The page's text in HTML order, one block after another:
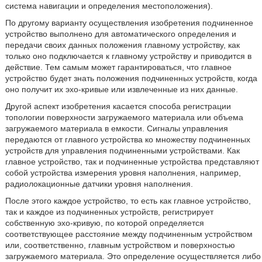
система навигации и определения местоположения).
По другому варианту осуществления изобретения подчиненное
устройство выполнено для автоматического определения и
передачи своих данных положения главному устройству, как
только оно подключается к главному устройству и приводится в
действие. Тем самым может гарантироваться, что главное
устройство будет знать положения подчиненных устройств, когда
оно получит их эхо-кривые или извлеченные из них данные.
Другой аспект изобретения касается способа регистрации
топологии поверхности загружаемого материала или объема
загружаемого материала в емкости. Сигналы управления
передаются от главного устройства ко множеству подчиненных
устройств для управления подчиненными устройствами. Как
главное устройство, так и подчиненные устройства представляют
собой устройства измерения уровня наполнения, например,
радиолокационные датчики уровня наполнения.
После этого каждое устройство, то есть как главное устройство,
так и каждое из подчиненных устройств, регистрирует
собственную эхо-кривую, по которой определяется
соответствующее расстояние между подчиненным устройством
или, соответственно, главным устройством и поверхностью
загружаемого материала. Это определение осуществляется либо